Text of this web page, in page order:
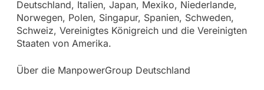
Deutschland, Italien, Japan, Mexiko, Niederlande,
Norwegen, Polen, Singapur, Spanien, Schweden,
Schweiz, Vereinigtes Königreich und die Vereinigten
Staaten von Amerika.
Über die ManpowerGroup Deutschland